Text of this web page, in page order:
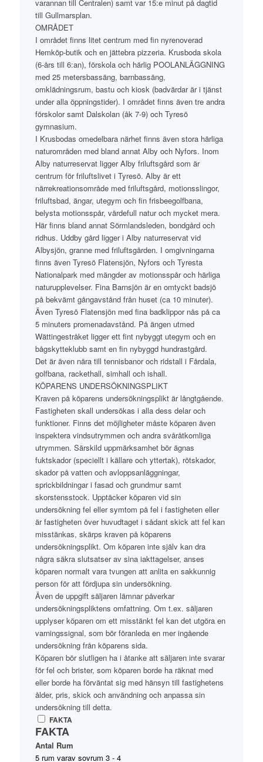
varannan till Centralen) samt var 15:e minut på dagtid
till Gullmarsplan.
OMRÅDET
I området finns litet centrum med fin nyrenoverad
Hemköp-butik och en jättebra pizzeria. Krusboda skola
(6-års till 6:an), förskola och härlig POOLANLÄGGNING
med 25 metersbassäng, barnbassäng,
omklädningsrum, bastu och kiosk (badvärdar är i tjänst
under alla öppningstider). I området finns även tre andra
förskolor samt Dalskolan (åk 7-9) och Tyresö
gymnasium.
I Krusbodas omedelbara närhet finns även stora härliga
naturområden med bland annat Alby och Nyfors. Inom
Alby naturreservat ligger Alby friluftsgård som är
centrum för friluftslivet i Tyresö. Alby är ett
närrekreationsområde med friluftsgård, motionsslingor,
friluftsbad, ängar, utegym och fin frisbeegolfbana,
belysta motionsspår, värdefull natur och mycket mera.
Här finns bland annat Sörmlandsleden, bondgård och
ridhus. Uddby gård ligger i Alby naturreservat vid
Albysjön, granne med friluftsgården. I omgivningarna
finns även Tyresö Flatensjön, Nyfors och Tyresta
Nationalpark med mängder av motionsspår och härliga
naturupplevelser. Fina Barnsjön är en omtyckt badsjö
på bekvämt gångavstånd från huset (ca 10 minuter).
Även Tyresö Flatensjön med fina badklippor nås på ca
5 minuters promenadavstånd. På ängen utmed
Wättingestråket ligger ett fint nybyggt utegym och en
bågskytteklubb samt en fin nybyggd hundrastgård.
Det är även nära till tennisbanor och ridstall i Fårdala,
golfbana, rackethall, simhall och ishall.
KÖPARENS UNDERSÖKNINGSPLIKT
Kraven på köparens undersökningsplikt är långtgående.
Fastigheten skall undersökas i alla dess delar och
funktioner. Finns det möjligheter måste köparen även
inspektera vindsutrymmen och andra svåråtkomliga
utrymmen. Särskild uppmärksamhet bör ägnas
fuktskador (speciellt i källare och yttertak), rötskador,
skador på vatten och avloppsanläggningar,
sprickbildningar i fasad och grundmur samt
skorstensstock. Upptäcker köparen vid sin
undersökning fel eller symtom på fel i fastigheten eller
är fastigheten över huvudtaget i sådant skick att fel kan
misstänkas, skärps kraven på köparens
undersökningsplikt. Om köparen inte själv kan dra
några säkra slutsatser av sina iakttagelser, anses
köparen normalt vara tvungen att anlita en sakkunnig
person för att fördjupa sin undersökning.
Även de uppgift säljaren lämnar påverkar
undersökningspliktens omfattning. Om t.ex. säljaren
upplyser köparen om ett misstänkt fel kan det utgöra en
varningssignal, som bör föranleda en mer ingående
undersökning från köparens sida.
Köparen bör slutligen ha i åtanke att säljaren inte svarar
för fel och brister, som köparen borde ha räknat med
eller borde ha förväntat sig med hänsyn till fastighetens
ålder, pris, skick och användning och anpassa sin
undersökning till detta.
FAKTA
FAKTA
Antal Rum
5 rum varav sovrum 3 - 4